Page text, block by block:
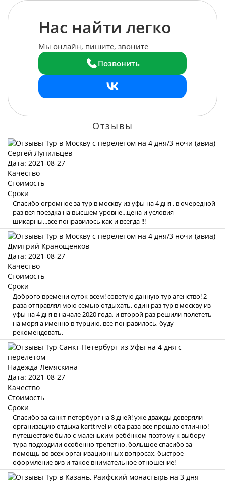
Нас найти легко
Мы онлайн, пишите, звоните
Позвонить
Отзывы
Сергей Лупильцев
Дата: 2021-08-27
Качество
Стоимость
Сроки
Спасибо огромное за тур в москву из уфы на 4 дня , в очередной
раз вся поездка на высшем уровне...цена и условия
шикарны...все понравилось как и всегда !!!
Дмитрий Кранощенков
Дата: 2021-08-27
Качество
Стоимость
Сроки
Доброго времени суток всем! советую данную тур агенство! 2
раза отправлял мою семью отдыхать, один раз тур в москву из
уфы на 4 дня в начале 2020 года, и второй раз решили полететь
на моря а именно в турцию, все понравилось, буду
рекомендовать.
Надежда Лемяскина
Дата: 2021-08-27
Качество
Стоимость
Сроки
Спасибо за санкт-петербург на 8 дней! уже дважды доверяли
организацию отдыха karttrvel и оба раза все прошло отлично!
путешествие было с маленьким ребёнком поэтому к выбору
тура подходили особенно трепетно. большое спасибо за
помощь во всех организационных вопросах, быстрое
оформление виз и такое внимательное отношение!